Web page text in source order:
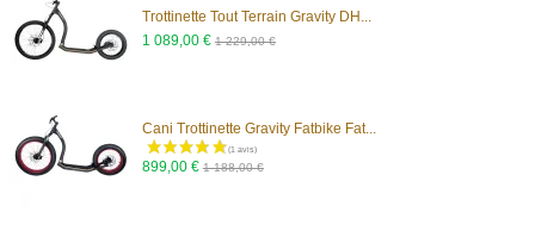
Trottinette Tout Terrain Gravity DH...
1 089,00 € 1 229,00 €
Cani Trottinette Gravity Fatbike Fat...
899,00 € 1 188,00 €